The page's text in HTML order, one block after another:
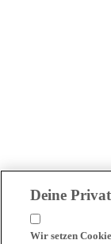
Deine
Wir setzen